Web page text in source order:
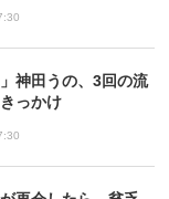
神田うの、3回の流
っかけ